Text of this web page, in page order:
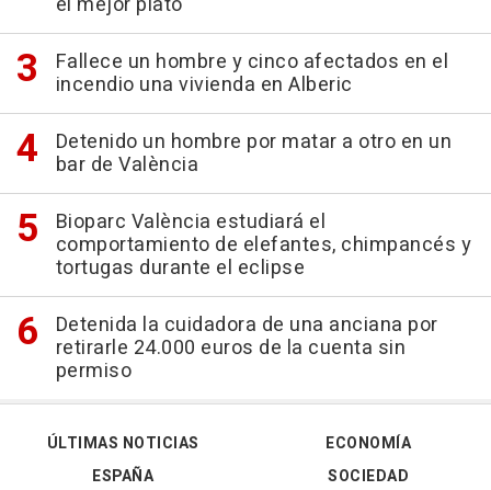
Fallece un hombre y cinco afectados en el
incendio una vivienda en Alberic
Detenido un hombre por matar a otro en un
bar de València
Bioparc València estudiará el
comportamiento de elefantes, chimpancés y
tortugas durante el eclipse
Detenida la cuidadora de una anciana por
retirarle 24.000 euros de la cuenta sin
permiso
ÚLTIMAS NOTICIAS
ESPAÑA
ECONOMÍA
SOCIEDAD